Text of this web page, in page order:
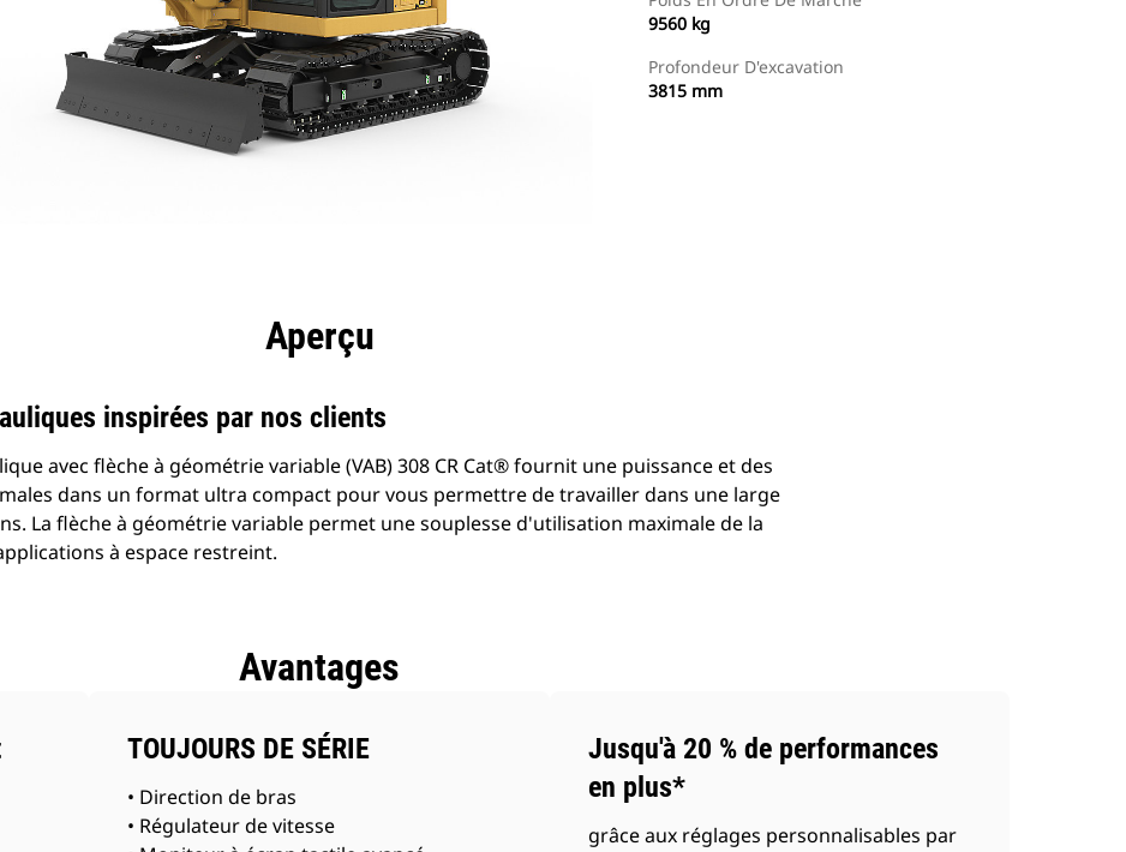
9560 kg
Profondeur D'excavation
3815 mm
Aperçu
inspirées par nos clients
avec flèche à géométrie variable (VAB) 308 CR Cat® fournit une puissance et des
dans un format ultra compact pour vous permettre de travailler dans une large
La flèche à géométrie variable permet une souplesse d'utilisation maximale de la
à espace restreint.
Avantages
TOUJOURS DE SÉRIE
• Direction de bras
• Régulateur de vitesse
Jusqu'à 20 % de performances
en plus*
grâce aux réglages personnalisables par